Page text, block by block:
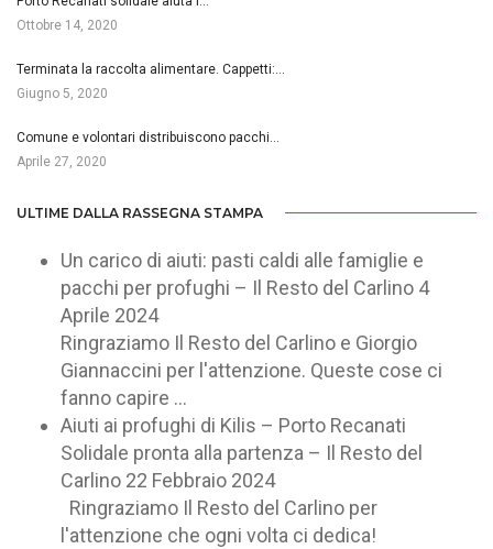
Ottobre 14, 2020
Terminata la raccolta alimentare. Cappetti:…
Giugno 5, 2020
Comune e volontari distribuiscono pacchi…
Aprile 27, 2020
ULTIME DALLA RASSEGNA STAMPA
Un carico di aiuti: pasti caldi alle famiglie e
pacchi per profughi – Il Resto del Carlino 4
Aprile 2024
Ringraziamo Il Resto del Carlino e Giorgio
Giannaccini per l'attenzione. Queste cose ci
fanno capire ...
Aiuti ai profughi di Kilis – Porto Recanati
Solidale pronta alla partenza – Il Resto del
Carlino 22 Febbraio 2024
Ringraziamo Il Resto del Carlino per
l'attenzione che ogni volta ci dedica!